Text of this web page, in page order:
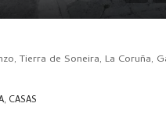
CASAS